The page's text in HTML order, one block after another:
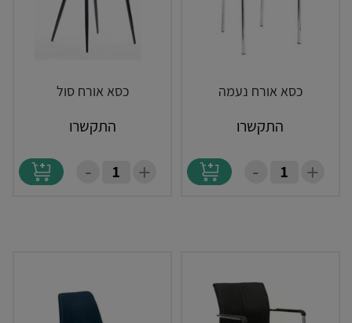
כסא אורח נעמה
התקשרו
+
-
כסא אורח סול
התקשרו
+
-